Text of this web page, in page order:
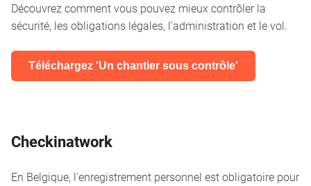
Découvrez comment vous pouvez mieux contrôler la
sécurité, les obligations légales, l'administration et le vol.
Téléchargez 'Un chantier sous contrôle'
Checkinatwork
En Belgique, l'enregistrement personnel est obligatoire pour